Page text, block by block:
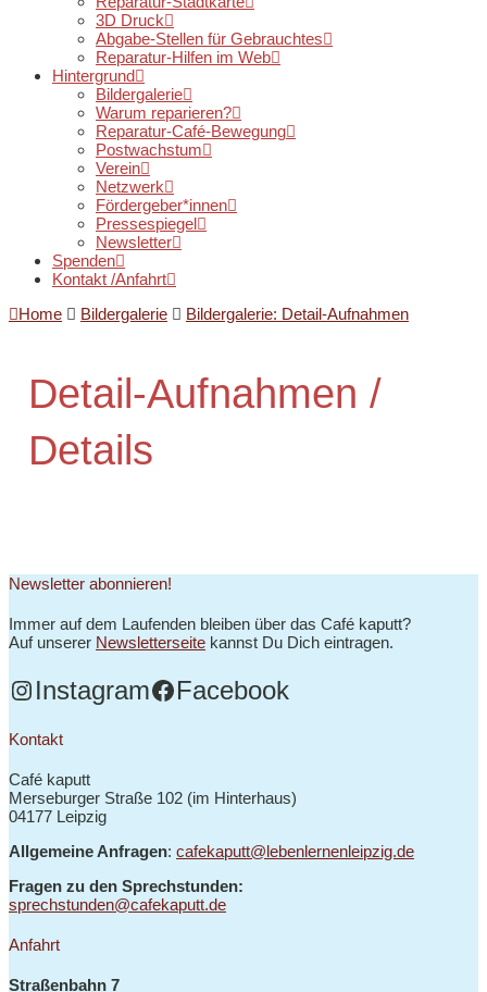
3D Druck
Abgabe-Stellen für Gebrauchtes
Reparatur-Hilfen im Web
Hintergrund
Bildergalerie
Warum reparieren?
Reparatur-Café-Bewegung
Postwachstum
Verein
Netzwerk
Fördergeber*innen
Pressespiegel
Newsletter
Spenden
Kontakt /Anfahrt
Home
Bildergalerie Bildergalerie: Detail-Aufnahmen
Detail-Aufnahmen /
Details
Newsletter abonnieren!
Immer auf dem Laufenden bleiben über das Café kaputt?
Auf unserer Newsletterseite kannst Du Dich eintragen.
Instagram Facebook
Kontakt
Café kaputt
Merseburger Straße 102 (im Hinterhaus)
04177 Leipzig
Allgemeine Anfragen: cafekaputt@lebenlernenleipzig.de
Fragen zu den Sprechstunden:
sprechstunden@cafekaputt.de
Anfahrt
Straßenbahn 7